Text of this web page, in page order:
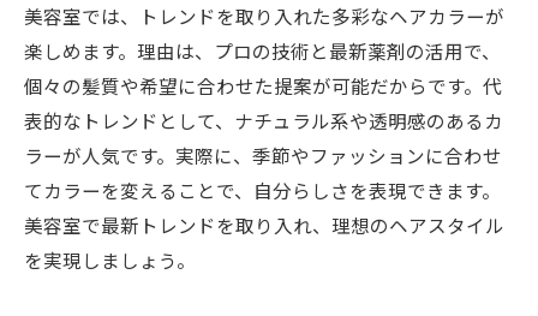
美容室では、トレンドを取り入れた多彩なヘアカラーが
楽しめます。理由は、プロの技術と最新薬剤の活用で、
個々の髪質や希望に合わせた提案が可能だからです。代
表的なトレンドとして、ナチュラル系や透明感のあるカ
ラーが人気です。実際に、季節やファッションに合わせ
てカラーを変えることで、自分らしさを表現できます。
美容室で最新トレンドを取り入れ、理想のヘアスタイル
を実現しましょう。